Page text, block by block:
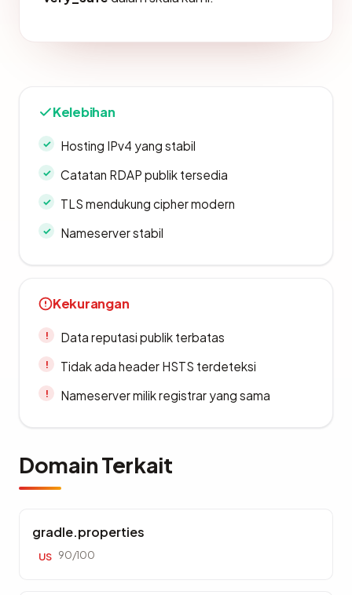
Kelebihan
Hosting IPv4 yang stabil
Catatan RDAP publik tersedia
TLS mendukung cipher modern
Nameserver stabil
Kekurangan
Data reputasi publik terbatas
Tidak ada header HSTS terdeteksi
Nameserver milik registrar yang sama
Domain Terkait
gradle.properties
US 90/100